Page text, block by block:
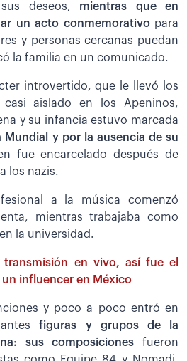
deseos, mientras que en
un acto conmemorativopara
y personas cercanas puedan
la familia en un comunicado.
introvertido, que le llevó los
aislado en los Apeninos,
y su infancia estuvo marcada
Mundial y por la ausencia de su
fue encarcelado después de
los nazis.
a la música comenzó
mientras trabajaba como
la universidad.
transmisión en vivo, así fue el
influencer en México
y poco a poco entró en
figuras y grupos de la
sus composiciones fueron